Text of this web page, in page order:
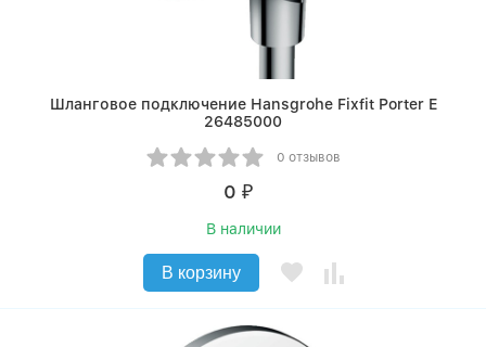
Шланговое подключение Hansgrohe Fixfit Porter E
26485000
0 отзывов
0 ₽
В наличии
В корзину